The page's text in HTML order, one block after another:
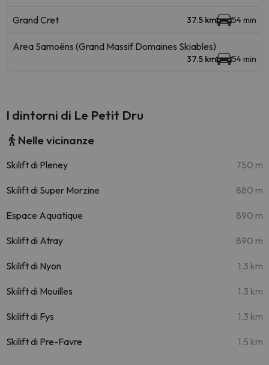
Grand Cret 37.5 km 54 min
Area Samoëns (Grand Massif Domaines Skiables)
37.5 km 54 min
I dintorni di Le Petit Dru
Nelle vicinanze
Skilift di Pleney 750 m
Skilift di Super Morzine 880 m
Espace Aquatique 890 m
Skilift di Atray 890 m
Skilift di Nyon 1.3 km
Skilift di Mouilles 1.3 km
Skilift di Fys 1.3 km
Skilift di Pre-Favre 1.5 km